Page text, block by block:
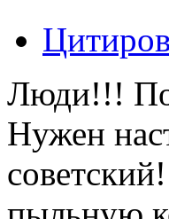
Люди!!!
Нужен